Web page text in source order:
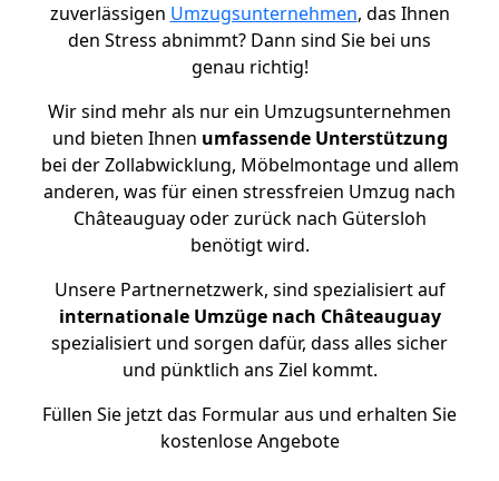
zuverlässigen Umzugsunternehmen, das Ihnen
den Stress abnimmt? Dann sind Sie bei uns
genau richtig!
Wir sind mehr als nur ein Umzugsunternehmen
und bieten Ihnen umfassende Unterstützung
bei der Zollabwicklung, Möbelmontage und allem
anderen, was für einen stressfreien Umzug nach
Châteauguay oder zurück nach Gütersloh
benötigt wird.
Unsere Partnernetzwerk, sind spezialisiert auf
internationale Umzüge nach Châteauguay
spezialisiert und sorgen dafür, dass alles sicher
und pünktlich ans Ziel kommt.
Füllen Sie jetzt das Formular aus und erhalten Sie
kostenlose Angebote